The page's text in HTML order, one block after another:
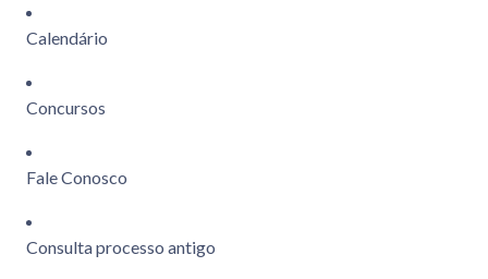
Calendário
Concursos
Fale Conosco
Consulta processo antigo